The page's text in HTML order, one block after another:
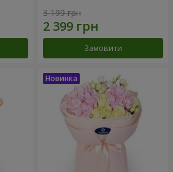
3 199 грн
Замовити